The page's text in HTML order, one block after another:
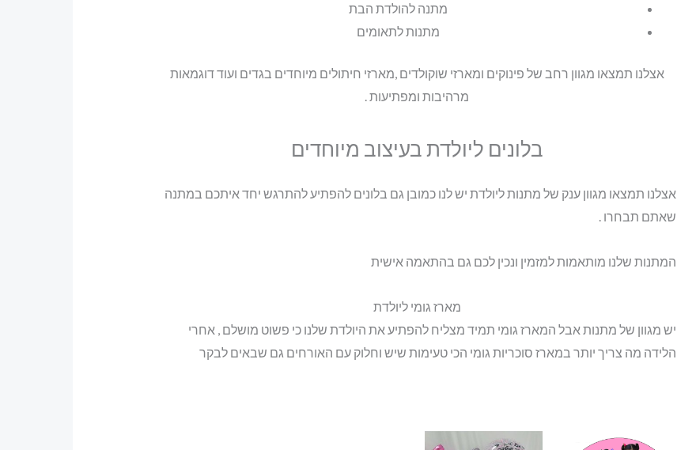
מתנה להולדת הבת
מתנות לתאומים
אצלנו תמצאו מגוון רחב של פינוקים ומארזי שוקולדים ,מארזי חיתולים מיוחדים בגדים ועוד דוגמאות
מרהיבות ומפתיעות .
בלונים ליולדת בעיצוב מיוחדים
אצלנו תמצאו מגוון ענק של מתנות ליולדת יש לנו כמובן גם בלונים להפתיע להתרגש יחד איתכם במתנה
שאתם תבחרו .
המתנות שלנו מותאמות למזמין ונכין לכם גם בהתאמה אישית
מארז גומי ליולדת
יש מגוון של מתנות אבל המארז גומי תמיד מצליח להפתיע את היולדת שלנו כי פשוט מושלם , אחרי
הלידה מה צריך יותר במארז סוכריות גומי הכי טעימות שיש וחלוק עם האורחים גם שבאים לבקר